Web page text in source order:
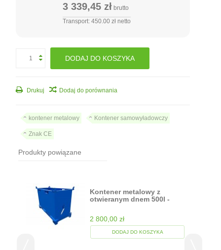
3 339,45 zł brutto
Transport: 450.00 zł netto
DODAJ DO KOSZYKA
Drukuj Dodaj do porównania
kontener metalowy Kontener samowyładowczy
Znak CE
Produkty powiązane
Kontener metalowy z
otwieranym dnem 500l -
2 800,00 zł
DODAJ DO KOSZYKA